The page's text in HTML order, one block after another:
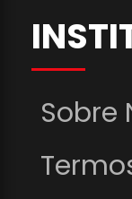
Sobre